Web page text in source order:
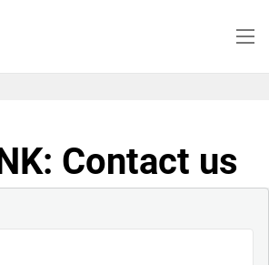
Contact us